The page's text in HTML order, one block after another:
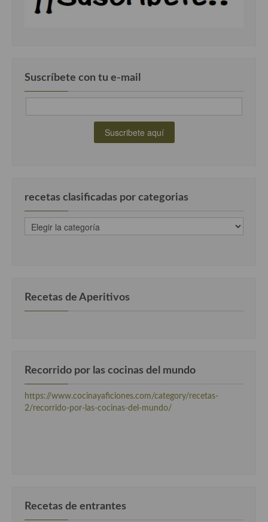
Cocina Luxemburgo
Cocina Rusa
Suscríbete con tu e-mail
recetas clasificadas por categorias
recetas
clasificadas
Recetas de Aperitivos
Recorrido por las cocinas del mundo
https://www.cocinayaficiones.com/category/recetas-
2/recorrido-por-las-cocinas-del-mundo/
Recetas de entrantes